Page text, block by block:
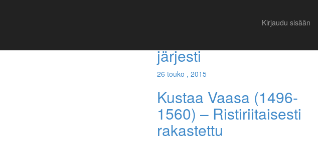
Kirjaudu sisään
järjesti
26 touko , 2015
Kustaa Vaasa (1496-
1560) – Ristiriitaisesti
rakastettu